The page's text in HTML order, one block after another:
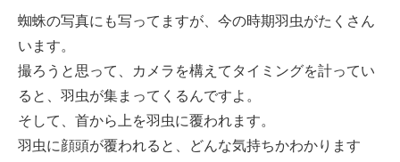
蜘蛛の写真にも写ってますが、今の時期羽虫がたくさん
います。
撮ろうと思って、カメラを構えてタイミングを計ってい
ると、羽虫が集まってくるんですよ。
そして、首から上を羽虫に覆われます。
羽虫に顔頭が覆われると、どんな気持ちかわかります